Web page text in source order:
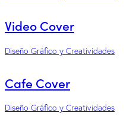
Video Cover
Diseño Gráfico y Creatividades
Cafe Cover
Diseño Gráfico y Creatividades